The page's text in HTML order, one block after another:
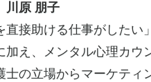
川原 朋子
直接助ける仕事がした
加え、メンタル心理カ
士の立場からマーケテ